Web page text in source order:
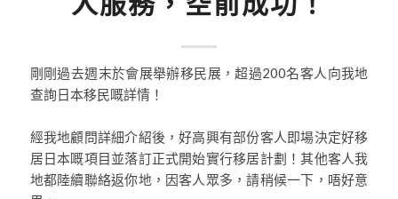
剛剛過去週末於會展舉辦移民展，超過200名客人向我地
查詢日本移民嘅詳情！
經我地顧問詳細介紹後，好高興有部份客人即場決定好移
居日本嘅項目並落訂正式開始實行移居計劃！其他客人我
地都陸續聯絡返你地，因客人眾多，請稍候一下，唔好意